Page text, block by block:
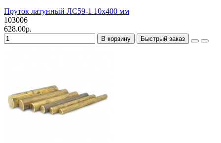
Пруток латунный ЛС59-1 10х400 мм
103006
628.00р.
В корзину Быстрый заказ